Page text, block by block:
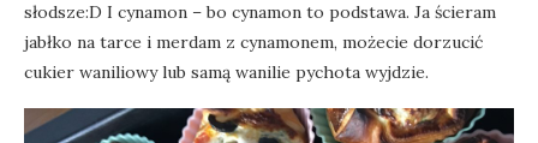
słodsze:D I cynamon – bo cynamon to podstawa. Ja ścieram
jabłko na tarce i merdam z cynamonem, możecie dorzucić
cukier waniliowy lub samą wanilie pychota wyjdzie.